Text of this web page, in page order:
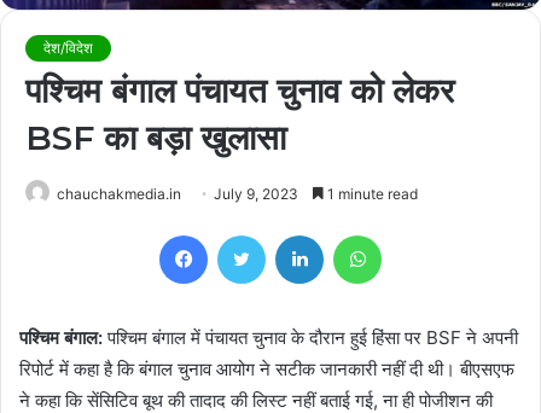
देश/विदेश
पश्चिम बंगाल पंचायत चुनाव को लेकर
BSF का बड़ा खुलासा
chauchakmedia.in July 9, 2023 1 minute read
FacebookTwitter LinkedIn
पश्चिम बंगाल:पश्चिम बंगाल में पंचायत चुनाव के दौरान हुई हिंसा पर BSF ने अपनी
रिपोर्ट में कहा है कि बंगाल चुनाव आयोग ने सटीक जानकारी नहीं दी थी। बीएसएफ
ने कहा कि सेंसिटिव बूथ की तादाद की लिस्ट नहीं बताई गई, ना ही पोजीशन की